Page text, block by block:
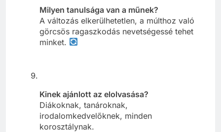
Milyen tanulsága van a műnek?
A változás elkerülhetetlen, a múlthoz való
görcsös ragaszkodás nevetségessé tehet
minket.
Kinek ajánlott az elolvasása?
Diákoknak, tanároknak,
irodalomkedvelőknek, minden
korosztálynak.